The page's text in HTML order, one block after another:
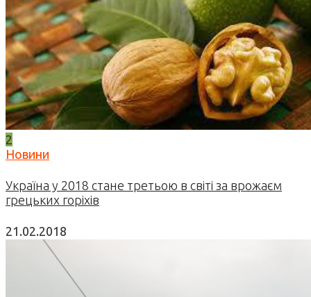
2
Новини
Україна у 2018 стане третьою в світі за врожаєм
грецьких горіхів
21.02.2018